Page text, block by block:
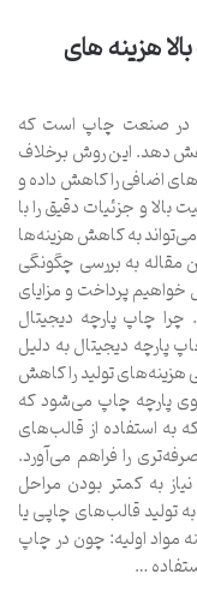
هزینه های
در صنعت چاپ است که
دهد. این روش برخلاف
اضافی را کاهش داده و
و جزئیات دقیق را با
به کاهش هزینه‌ها
به بررسی چگونگی
خواهیم پرداخت و مزایای
چاپ پارچه دیجیتال
پارچه دیجیتال به دلیل
هزینه‌های تولید را کاهش
پارچه چاپ می‌شود که
استفاده از قالب‌های
را فراهم می‌آورد.
به کمتر بودن مراحل
تولید قالب‌های چاپی یا
مواد اولیه: چون در چاپ
…